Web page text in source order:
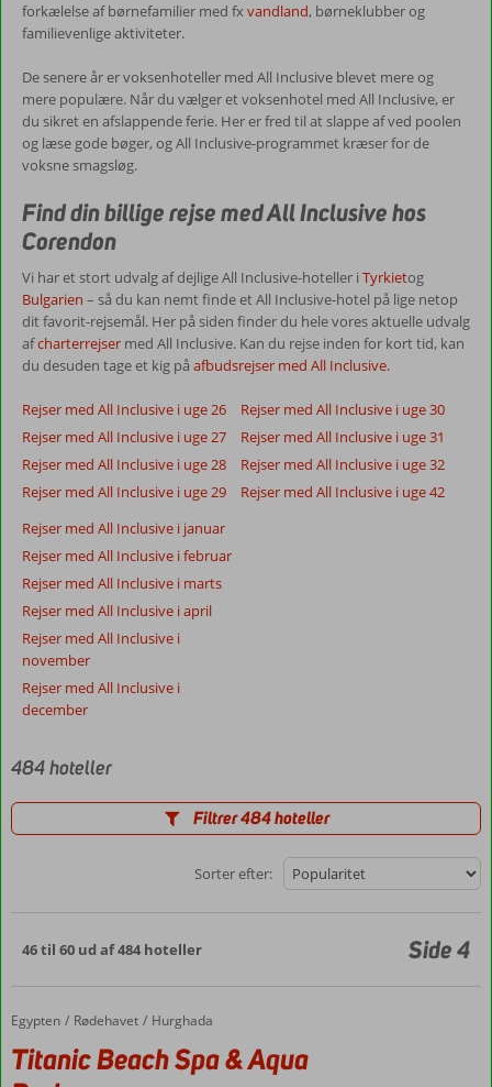
forkælelse af børnefamilier med fx vandland, børneklubber og
familievenlige aktiviteter.
De senere år er voksenhoteller med All Inclusive blevet mere og
mere populære. Når du vælger et voksenhotel med All Inclusive, er
du sikret en afslappende ferie. Her er fred til at slappe af ved poolen
og læse gode bøger, og All Inclusive-programmet kræser for de
voksne smagsløg.
Find din billige rejse med All Inclusive hos
Corendon
Vi har et stort udvalg af dejlige All Inclusive-hoteller i Tyrkietog
Bulgarien – så du kan nemt finde et All Inclusive-hotel på lige netop
dit favorit-rejsemål. Her på siden finder du hele vores aktuelle udvalg
afcharterrejser med All Inclusive. Kan du rejse inden for kort tid, kan
du desuden tage et kig på afbudsrejser med All Inclusive.
Rejser med All Inclusive i uge 26
Rejser med All Inclusive i uge 27
Rejser med All Inclusive i uge 28
Rejser med All Inclusive i uge 29
Rejser med All Inclusive i uge 30
Rejser med All Inclusive i uge 31
Rejser med All Inclusive i uge 32
Rejser med All Inclusive i uge 42
Rejser med All Inclusive i januar
Rejser med All Inclusive i februar
Rejser med All Inclusive i marts
Rejser med All Inclusive i april
Rejser med All Inclusive i
november
Rejser med All Inclusive i
december
484 hoteller
Filtrer 484 hoteller
Sorter efter:
46 til 60 ud af 484 hoteller Side 4
Forside
Egypten Rødehavet Hurghada
Titanic Beach Spa & Aqua Park
Titanic Beach Spa & Aqua